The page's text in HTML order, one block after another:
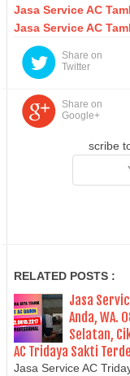
Jasa Service AC
Jasa Service AC
Share on
Twitter
Share on
Google+
scribe
RELATED POSTS :
Jasa
Anda, WA.
Selatan,
AC Tridaya Sakti
Jasa Service AC